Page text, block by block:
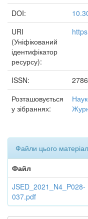
DOI:
URI
(Уніфікований
ідентифікатор
ресурсу):
ISSN:
Розташовується
у зібраннях:
Файли цього
Файл
JSED_2021_N4_P028-
037.pdf